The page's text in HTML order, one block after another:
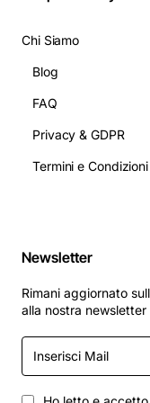
Chi Siamo
Blog
FAQ
Privacy & GDPR
Termini e Condizioni
Newsletter
Rimani aggiornato
alla nostra newsletter
Inserisci
Mail